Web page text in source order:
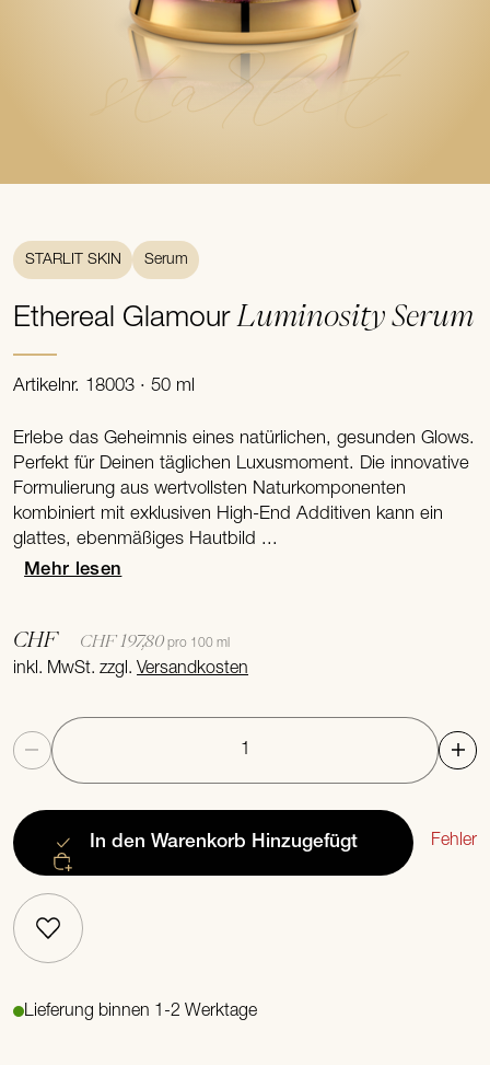
starlit
STARLIT SKIN Serum
Ethereal GlamourLuminosity Serum
Artikelnr. 18003 · 50 ml
Erlebe das Geheimnis eines natürlichen, gesunden Glows.
Perfekt für Deinen täglichen Luxusmoment. Die innovative
Formulierung aus wertvollsten Naturkomponenten
kombiniert mit exklusiven High-End Additiven kann ein
glattes, ebenmäßiges Hautbild ...
Mehr lesen
CHF CHF 197,80 pro 100 ml
inkl. MwSt. zzgl.Versandkosten
Anzahl
In den Warenkorb Hinzugefügt Fehler
Lieferung binnen 1-2 Werktage